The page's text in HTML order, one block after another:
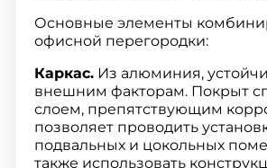
Основные элементы
офисной перегородки:
Каркас.Из алюминия,
внешним факторам. Покрыт
слоем, препятствующим
позволяет проводить
подвальных и цокольных
также использовать